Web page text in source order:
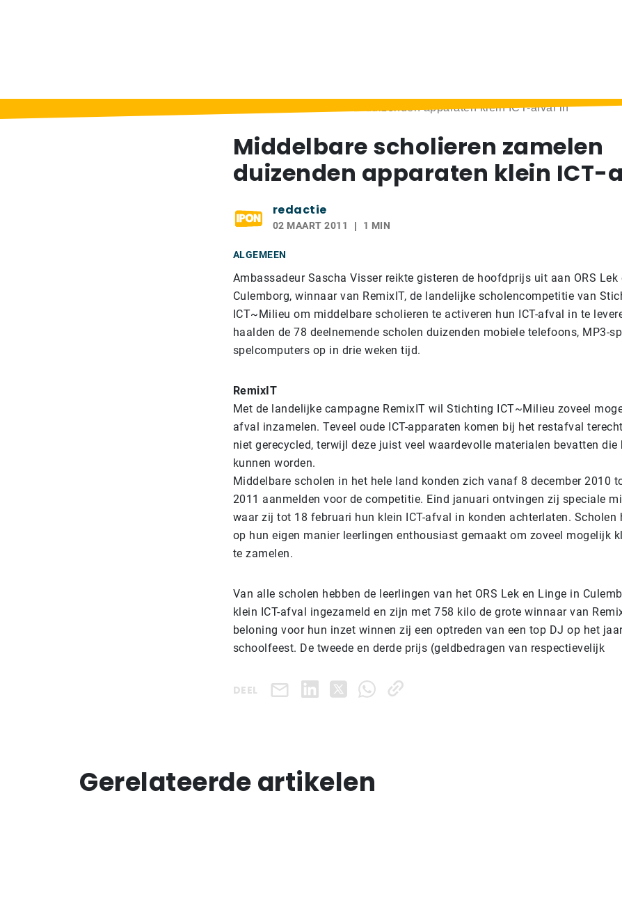
Middelbare scholieren zamelen duizenden apparaten klein ICT-afval in
Middelbare scholieren zamelen
duizenden apparaten klein ICT-
redactie
02 MAART 2011 1 MIN
ALGEMEEN
Ambassadeur Sascha Visser reikte gisteren de hoofdprijs uit aan ORS Lek
Culemborg, winnaar van RemixIT, de landelijke scholencompetitie van
ICT~Milieu om middelbare scholieren te activeren hun ICT-afval in te
haalden de 78 deelnemende scholen duizenden mobiele telefoons, MP3-
spelcomputers op in drie weken tijd.
RemixIT
Met de landelijke campagne RemixIT wil Stichting ICT~Milieu zoveel
afval inzamelen. Teveel oude ICT-apparaten komen bij het restafval
niet gerecycled, terwijl deze juist veel waardevolle materialen bevatten die
kunnen worden.
Middelbare scholen in het hele land konden zich vanaf 8 december 2010
2011 aanmelden voor de competitie. Eind januari ontvingen zij speciale
waar zij tot 18 februari hun klein ICT-afval in konden achterlaten. Scholen
op hun eigen manier leerlingen enthousiast gemaakt om zoveel mogelijk
te zamelen.
Van alle scholen hebben de leerlingen van het ORS Lek en Linge in
klein ICT-afval ingezameld en zijn met 758 kilo de grote winnaar van
beloning voor hun inzet winnen zij een optreden van een top DJ op het
schoolfeest. De tweede en derde prijs (geldbedragen van respectievelijk
DEEL
Gerelateerde artikelen